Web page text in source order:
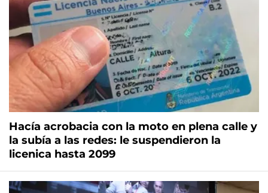
Hacía acrobacia con la moto en plena calle y
la subía a las redes: le suspendieron la
licenica hasta 2099